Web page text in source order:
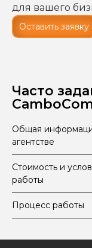
для вашего
Оставить заявку
Часто
Общая
агентстве
Стоимость и
работы
Процесс работы